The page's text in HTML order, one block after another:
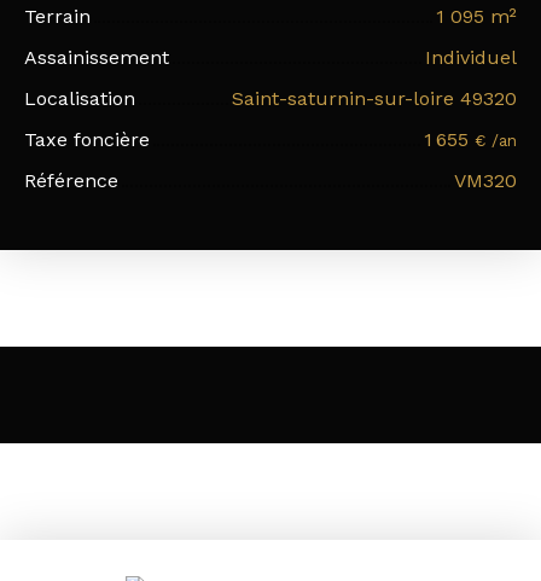
Terrain
1 095 m²
Assainissement
Individuel
Localisation
Saint-saturnin-sur-loire 49320
Taxe foncière
1 655 € /an
Référence VM320